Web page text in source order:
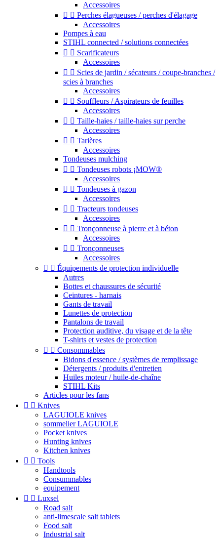
Accessoires
  Perches élagueuses / perches d'élagage
Accessoires
Pompes à eau
STIHL connected / solutions connectées
  Scarificateurs
Accessoires
  Scies de jardin / sécateurs / coupe-branches /
scies à branches
Accessoires
  Souffleurs / Aspirateurs de feuilles
Accessoires
  Taille-haies / taille-haies sur perche
Accessoires
  Tarières
Accessoires
Tondeuses mulching
  Tondeuses robots ¡MOW®
Accessoires
  Tondeuses à gazon
Accessoires
  Tracteurs tondeuses
Accessoires
  Tronçonneuse à pierre et à béton
Accessoires
  Tronçonneuses
Accessoires
  Équipements de protection individuelle
Autres
Bottes et chaussures de sécurité
Ceintures - harnais
Gants de travail
Lunettes de protection
Pantalons de travail
Protection auditive, du visage et de la tête
T-shirts et vestes de protection
  Consommables
Bidons d'essence / systèmes de remplissage
Détergents / produits d'entretien
Huiles moteur / huile-de-chaîne
STIHL Kits
Articles pour les fans
  Knives
LAGUIOLE knives
sommelier LAGUIOLE
Pocket knives
Hunting knives
Kitchen knives
  Tools
Handtools
Consummables
equipement
  Luxsel
Road salt
anti-limescale salt tablets
Food salt
Industrial salt